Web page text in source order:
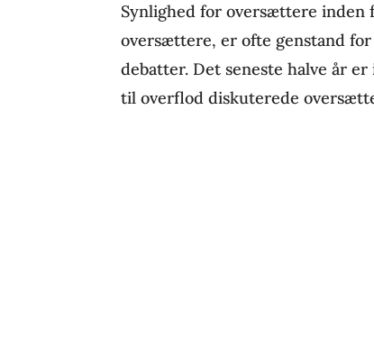
Synlighed for oversættere
oversættere, er ofte genstand
debatter. Det seneste halve år
til overflod diskuterede